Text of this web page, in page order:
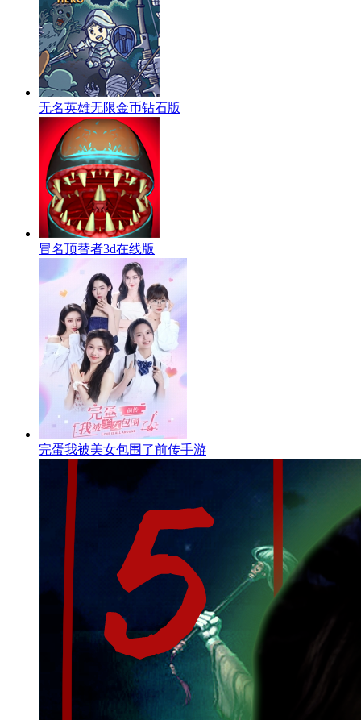
无名英雄无限金币钻石版
冒名顶替者3d在线版
完蛋我被美女包围了前传手游